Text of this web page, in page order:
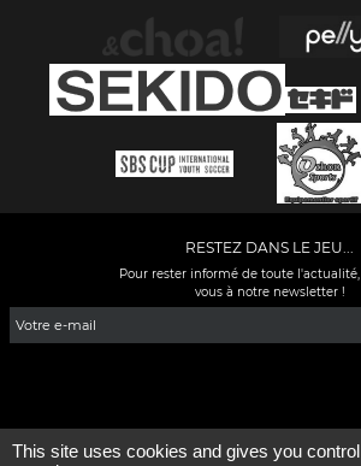
RESTEZ DANS LE JEU...
Pour rester informé de toute
vous à notre newsletter !
TikTok
X
This site uses cookies and gives you